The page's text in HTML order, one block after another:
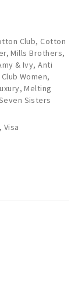
Club, Cotton
Mills Brothers,
& Ivy, Anti
Women,
Melting
Sisters